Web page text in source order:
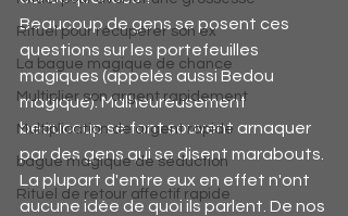
Rituel pour récupérer son ex
La bague magique de chance
Multiplier son argent rapidement
Multiplication de argent rapide
bague magique de séduction
Rituel de retour affectif rapide
Beaucoup de gens se posent ces
questions sur les portefeuilles
magiques (appelés aussi Bedou
magique). Malheureusement
beaucoup se font souvent arnaquer
par des gens qui se disent marabouts.
La plupart d'entre eux en effet n'ont
aucune idée de quoi ils parlent. De nos